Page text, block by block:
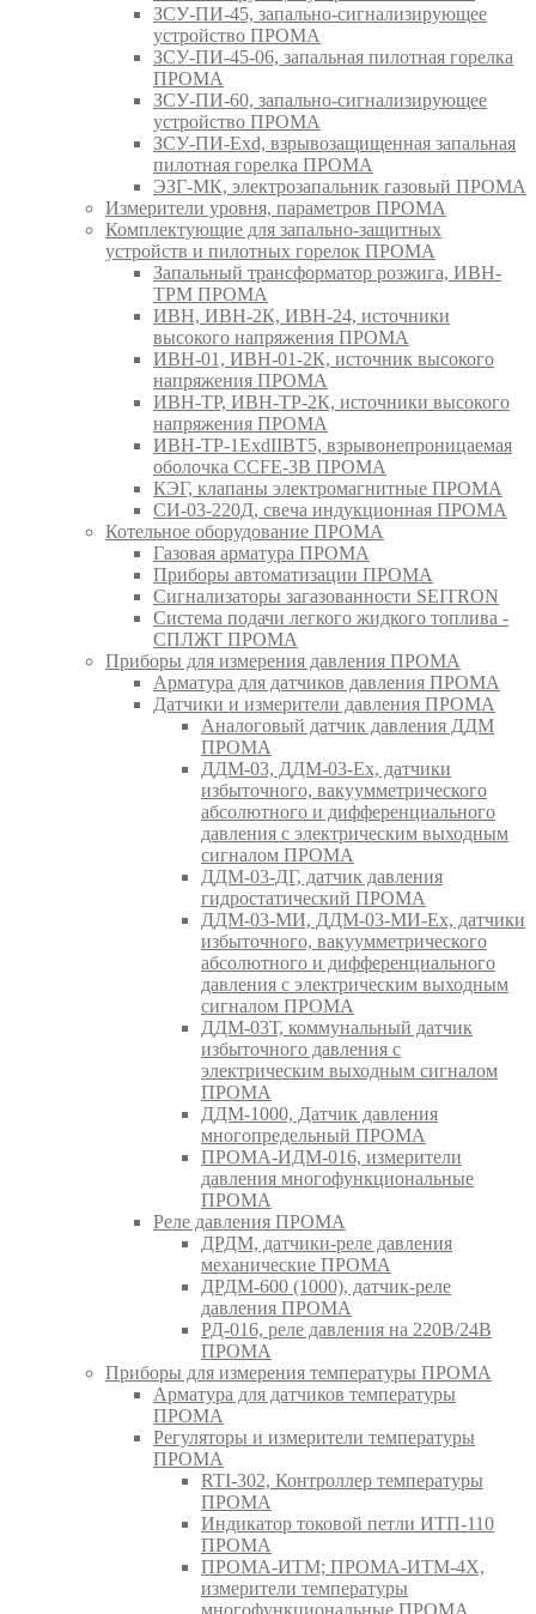
ЗСУ-ПИ-45, запально-сигнализирующее
устройство ПРОМА
ЗСУ-ПИ-45-06, запальная пилотная горелка
ПРОМА
ЗСУ-ПИ-60, запально-сигнализирующее
устройство ПРОМА
ЗСУ-ПИ-Exd, взрывозащищенная запальная
пилотная горелка ПРОМА
ЭЗГ-МК, электрозапальник газовый ПРОМА
Измерители уровня, параметров ПРОМА
Комплектующие для запально-защитных
устройств и пилотных горелок ПРОМА
Запальный трансформатор розжига, ИВН-
ТРМ ПРОМА
ИВН, ИВН-2К, ИВН-24, источники
высокого напряжения ПРОМА
ИВН-01, ИВН-01-2К, источник высокого
напряжения ПРОМА
ИВН-ТР, ИВН-ТР-2К, источники высокого
напряжения ПРОМА
ИВН-ТР-1ExdIIBT5, взрывонепроницаемая
оболочка CCFE-3B ПРОМА
КЭГ, клапаны электромагнитные ПРОМА
СИ-03-220Д, свеча индукционная ПРОМА
Котельное оборудование ПРОМА
Газовая арматура ПРОМА
Приборы автоматизации ПРОМА
Сигнализаторы загазованности SEITRON
Система подачи легкого жидкого топлива -
СПЛЖТ ПРОМА
Приборы для измерения давления ПРОМА
Арматура для датчиков давления ПРОМА
Датчики и измерители давления ПРОМА
Аналоговый датчик давления ДДМ
ПРОМА
ДДМ-03, ДДМ-03-Ех, датчики
избыточного, вакуумметрического
абсолютного и дифференциального
давления с электрическим выходным
сигналом ПРОМА
ДДМ-03-ДГ, датчик давления
гидростатический ПРОМА
ДДМ-03-МИ, ДДМ-03-МИ-Ех, датчики
избыточного, вакуумметрического
абсолютного и дифференциального
давления с электрическим выходным
сигналом ПРОМА
ДДМ-03Т, коммунальный датчик
избыточного давления с
электрическим выходным сигналом
ПРОМА
ДДМ-1000, Датчик давления
многопредельный ПРОМА
ПРОМА-ИДМ-016, измерители
давления многофункциональные
ПРОМА
Реле давления ПРОМА
ДРДМ, датчики-реле давления
механические ПРОМА
ДРДМ-600 (1000), датчик-реле
давления ПРОМА
РД-016, реле давления на 220В/24В
ПРОМА
Приборы для измерения температуры ПРОМА
Арматура для датчиков температуры
ПРОМА
Регуляторы и измерители температуры
ПРОМА
RTI-302, Контроллер температуры
ПРОМА
Индикатор токовой петли ИТП-110
ПРОМА
ПРОМА-ИТМ; ПРОМА-ИТМ-4Х,
измерители температуры
многофункциональные ПРОМА